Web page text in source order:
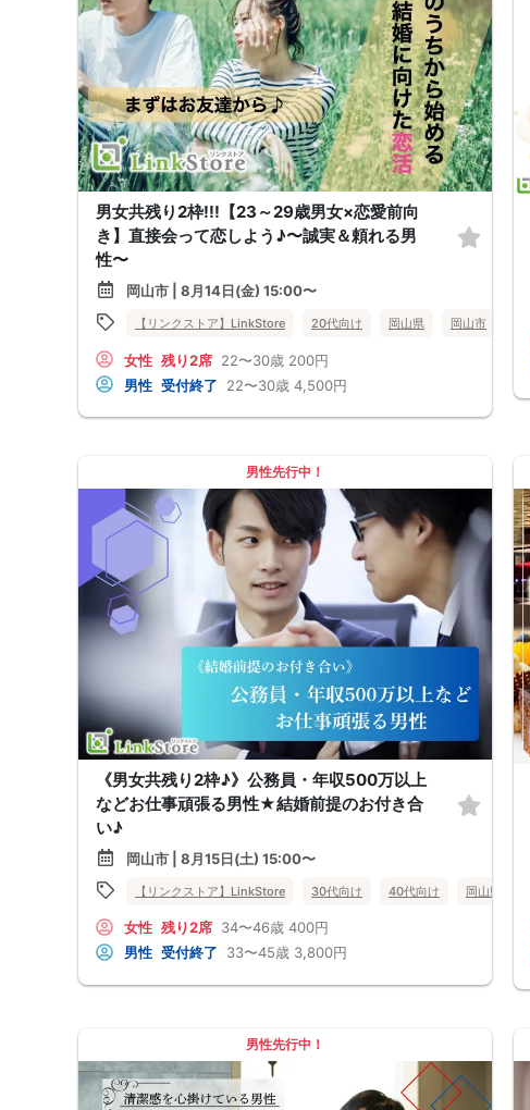
男女共残り2枠!!!【23～29歳男女×恋愛前向
き】直接会って恋しよう♪〜誠実＆頼れる男
性〜
岡山市 | 8月14日(金) 15:00〜
【リンクストア】LinkStore 20代向け 岡山県 岡山市
女性 残り2席 22〜30歳 200円
男性 受付終了 22〜30歳 4,500円
男性先行中！
《男女共残り2枠♪》公務員・年収500万以上
などお仕事頑張る男性★結婚前提のお付き合
い♪
岡山市 | 8月15日(土) 15:00〜
【リンクストア】LinkStore 30代向け 40代向け 岡山県
女性 残り2席 34〜46歳 400円
男性 受付終了 33〜45歳 3,800円
男性先行中！